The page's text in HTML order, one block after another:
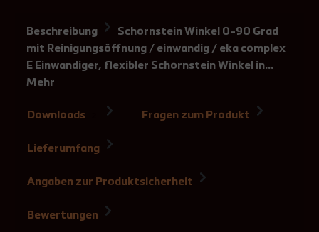
Beschreibung
Schornstein Winkel 0-90 Grad
mit Reinigungsöffnung / einwandig / eka complex
E Einwandiger, flexibler Schornstein Winkel in…
Mehr
Downloads Fragen zum Produkt
Lieferumfang
Angaben zur Produktsicherheit
Bewertungen